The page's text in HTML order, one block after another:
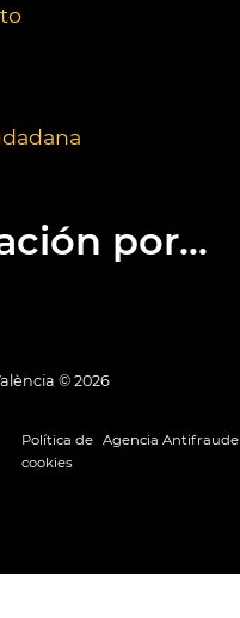
por...
© 2026
Política de
cookies
Agencia Antifraude